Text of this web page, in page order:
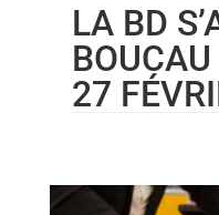
LA BD
27